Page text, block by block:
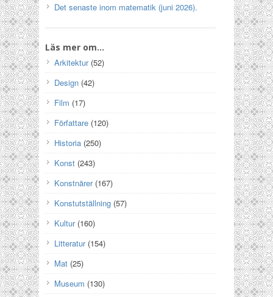
Det senaste inom matematik (juni 2026).
Läs mer om…
Arkitektur(52)
Design (42)
Film (17)
Författare (120)
Historia (250)
Konst (243)
Konstnärer(167)
Konstutställning (57)
Kultur(160)
Litteratur(154)
Mat (25)
Museum (130)